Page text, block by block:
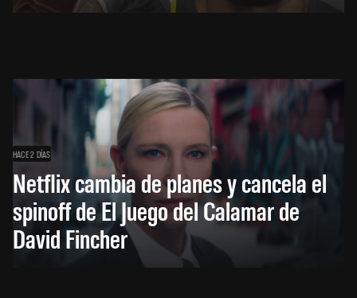
HACE 2 DÍAS
Netflix cambia de planes y cancela el
spinoff de El Juego del Calamar de
David Fincher